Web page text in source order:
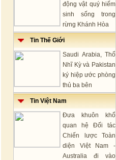
động vật quý hiếm
sinh sống trong
rừng Khánh Hòa
Tin Thế Giới
Saudi Arabia, Thổ
Nhĩ Kỳ và Pakistan
ký hiệp ước phòng
thủ ba bên
Tin Việt Nam
Đưa khuôn khổ
quan hệ Đối tác
Chiến lược Toàn
diện Việt Nam -
Australia đi vào